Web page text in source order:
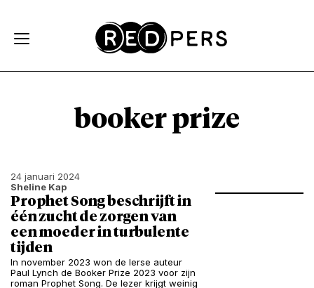
booker prize
24 januari 2024
Sheline Kap
Prophet Song beschrijft in
één zucht de zorgen van
een moeder in turbulente
tijden
In november 2023 won de Ierse auteur
Paul Lynch de Booker Prize 2023 voor zijn
roman Prophet Song. De lezer krijgt weinig